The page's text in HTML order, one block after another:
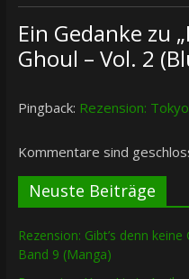
Ein Gedanke zu „
Ghoul – Vol. 2
Pingback: Rezension:
Kommentare sind
Neuste Beiträge
Rezension: Gibt’s denn
Band 9 (Manga)